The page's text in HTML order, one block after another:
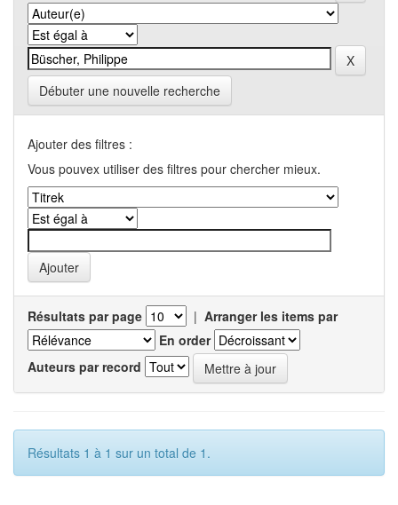
Débuter une nouvelle recherche
Ajouter des filtres :
Vous pouvex utiliser des filtres pour chercher mieux.
Résultats par page | Arranger les items par
En order
Auteurs par record
Résultats 1 à 1 sur un total de 1.